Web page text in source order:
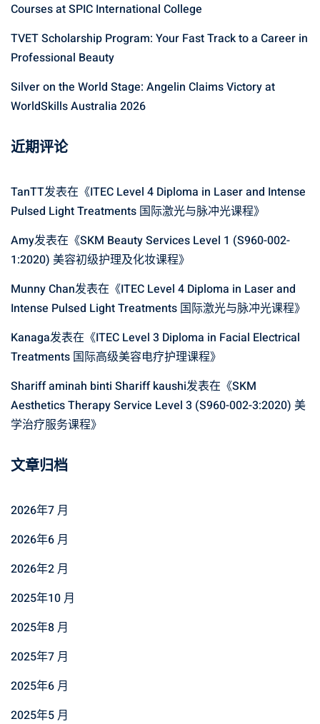
Courses at SPIC International College
TVET Scholarship Program: Your Fast Track to a Career in
Professional Beauty
Silver on the World Stage: Angelin Claims Victory at
WorldSkills Australia 2026
近期评论
TanTT发表在《ITEC Level 4 Diploma in Laser and Intense
Pulsed Light Treatments 国际激光与脉冲光课程》
Amy发表在《SKM Beauty Services Level 1 (S960-002-
1:2020) 美容初级护理及化妆课程》
Munny Chan发表在《ITEC Level 4 Diploma in Laser and
Intense Pulsed Light Treatments 国际激光与脉冲光课程》
Kanaga发表在《ITEC Level 3 Diploma in Facial Electrical
Treatments 国际高级美容电疗护理课程》
Shariff aminah binti Shariff kaushi发表在《SKM
Aesthetics Therapy Service Level 3 (S960-002-3:2020) 美
学治疗服务课程》
文章归档
2026年7 月
2026年6 月
2026年2 月
2025年10 月
2025年8 月
2025年7 月
2025年6 月
2025年5 月